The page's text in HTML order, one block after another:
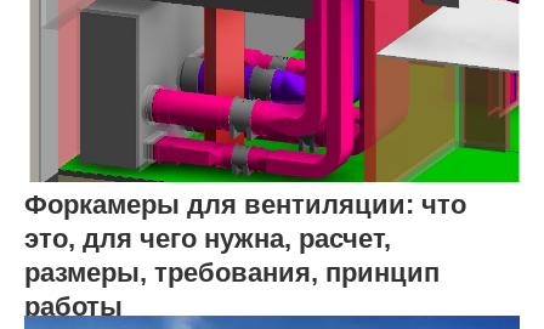
Форкамеры для вентиляции: что
это, для чего нужна, расчет,
размеры, требования, принцип
работы